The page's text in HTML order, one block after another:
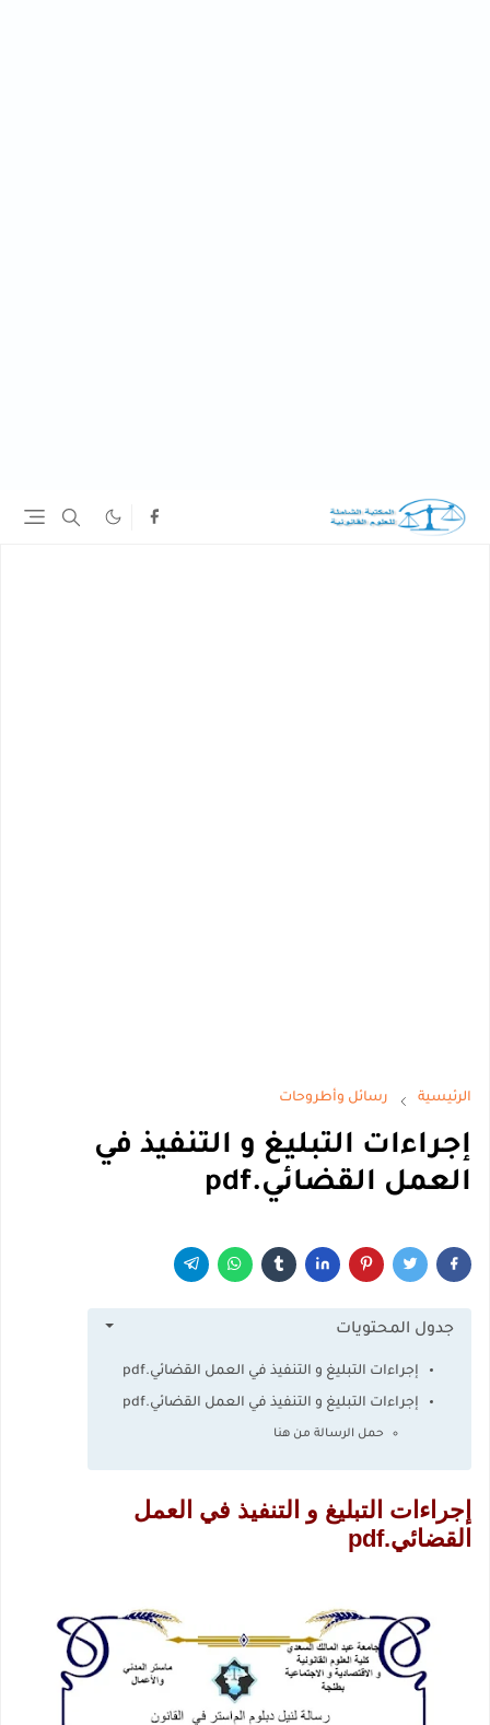
الرئيسية رسائل وأطروحات
إجراءات التبليغ و التنفيذ في
العمل القضائي.pdf
جدول المحتويات
إجراءات التبليغ و التنفيذ في العمل القضائي.pdf
إجراءات التبليغ و التنفيذ في العمل القضائي.pdf
حمل الرسالة من هنا
إجراءات التبليغ و التنفيذ في العمل
القضائي.pdf